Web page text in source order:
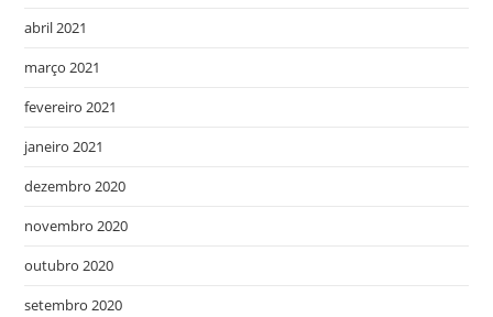
abril 2021
março 2021
fevereiro 2021
janeiro 2021
dezembro 2020
novembro 2020
outubro 2020
setembro 2020